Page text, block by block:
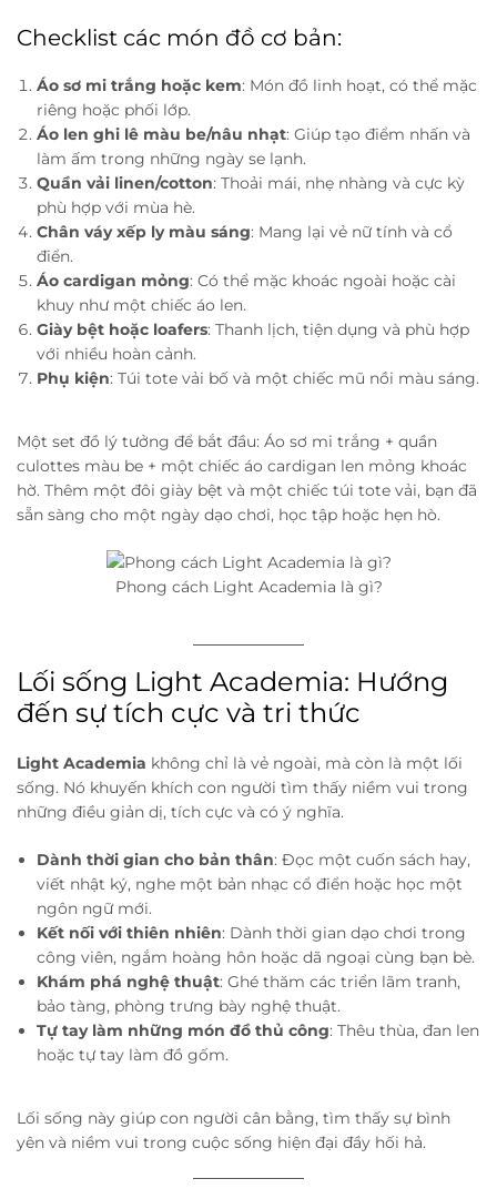
Checklist các món đồ cơ bản:
Áo sơ mi trắng hoặc kem: Món đồ linh hoạt, có thể mặc
riêng hoặc phối lớp.
Áo len ghi lê màu be/nâu nhạt: Giúp tạo điểm nhấn và
làm ấm trong những ngày se lạnh.
Quần vải linen/cotton: Thoải mái, nhẹ nhàng và cực kỳ
phù hợp với mùa hè.
Chân váy xếp ly màu sáng: Mang lại vẻ nữ tính và cổ
điển.
Áo cardigan mỏng: Có thể mặc khoác ngoài hoặc cài
khuy như một chiếc áo len.
Giày bệt hoặc loafers: Thanh lịch, tiện dụng và phù hợp
với nhiều hoàn cảnh.
Phụ kiện: Túi tote vải bố và một chiếc mũ nồi màu sáng.
Một set đồ lý tưởng để bắt đầu: Áo sơ mi trắng + quần
culottes màu be + một chiếc áo cardigan len mỏng khoác
hờ. Thêm một đôi giày bệt và một chiếc túi tote vải, bạn đã
sẵn sàng cho một ngày dạo chơi, học tập hoặc hẹn hò.
Phong cách Light Academia là gì?
Lối sống Light Academia: Hướng
đến sự tích cực và tri thức
Light Academia không chỉ là vẻ ngoài, mà còn là một lối
sống. Nó khuyến khích con người tìm thấy niềm vui trong
những điều giản dị, tích cực và có ý nghĩa.
Dành thời gian cho bản thân: Đọc một cuốn sách hay,
viết nhật ký, nghe một bản nhạc cổ điển hoặc học một
ngôn ngữ mới.
Kết nối với thiên nhiên: Dành thời gian dạo chơi trong
công viên, ngắm hoàng hôn hoặc dã ngoại cùng bạn bè.
Khám phá nghệ thuật: Ghé thăm các triển lãm tranh,
bảo tàng, phòng trưng bày nghệ thuật.
Tự tay làm những món đồ thủ công: Thêu thùa, đan len
hoặc tự tay làm đồ gốm.
Lối sống này giúp con người cân bằng, tìm thấy sự bình
yên và niềm vui trong cuộc sống hiện đại đầy hối hả.